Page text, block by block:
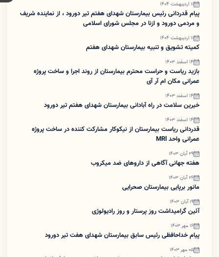
11 اردیبهشت 1404
پیام قدردانی رئیس بیمارستان شهدای هفتم تیر دورود ، از نماینده شریف
و مردمی دورود و ازنا در مجلس شورای اسلامی
11 اردیبهشت 1404
کمیته تشویق و تنبیه بیمارستان شهدای هفتم
14 اسفند 1403
بازید ریاست و حراست محترم بیمارستان از روند اجرا و ساخت پروژه
عمرانی مکان ام آر آی
14 اسفند 1403
خیرین سلامت در راه آبادانی بیمارستان شهدای هفتم تیر دورود
14 اسفند 1403
قدردانی ریاست بیمارستان از نیکوکار مشارکت کننده در ساخت پروژه
عمرانی واحد MRl
29 آبان 1403
هفته جهانی آگاهی از داروهای ضد میکروب
26 آبان 1403
مانور برپایی بیمارستان صحرایی
19 آبان 1403
آئین گرامیداشت روز پرستار و روز رادیولوژی
16 مهر 1403
پیام خداحافظی رئیس سابق بیمارستان شهدای هفت تیر دورود
05 مهر 1403